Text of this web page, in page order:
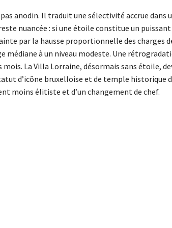
pas anodin. Il traduit une sélectivité accrue dans
nuancée : si une étoile constitue un puissant
par la hausse proportionnelle des charges
médiane à un niveau modeste. Une
mois. La Villa Lorraine, désormais sans étoile,
d’icône bruxelloise et de temple historique
moins élitiste et d’un changement de chef.